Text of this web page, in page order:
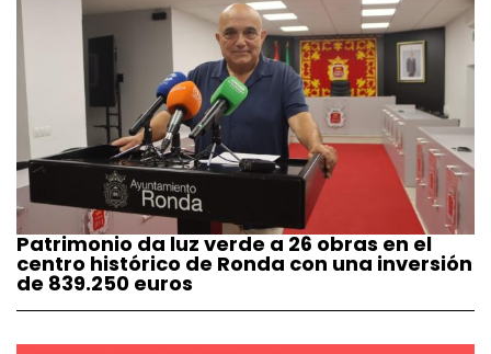
Patrimonio da luz verde a 26 obras en el
centro histórico de Ronda con una inversión
de 839.250 euros